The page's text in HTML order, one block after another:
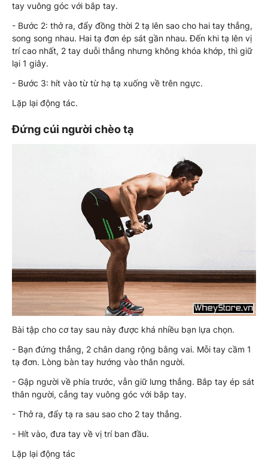
tay vuông góc với bắp tay.
- Bước 2: thở ra, đẩy đồng thời 2 tạ lên sao cho hai tay thẳng,
song song nhau. Hai tạ đơn ép sát gần nhau. Đến khi tạ lên vị
trí cao nhất, 2 tay duỗi thẳng nhưng không khóa khớp, thì giữ
lại 1 giây.
- Bước 3: hít vào từ từ hạ tạ xuống về trên ngực.
Lặp lại động tác.
Đứng cúi người chèo tạ
Bài tập cho cơ tay sau này được khá nhiều bạn lựa chọn.
- Bạn đứng thẳng, 2 chân dang rộng bằng vai. Mỗi tay cầm 1
tạ đơn. Lòng bàn tay hướng vào thân người.
- Gập người về phía trước, vẫn giữ lưng thẳng. Bắp tay ép sát
thân người, cẳng tay vuông góc với bắp tay.
- Thở ra, đẩy tạ ra sau sao cho 2 tay thẳng.
- Hít vào, đưa tay về vị trí ban đầu.
Lặp lại động tác